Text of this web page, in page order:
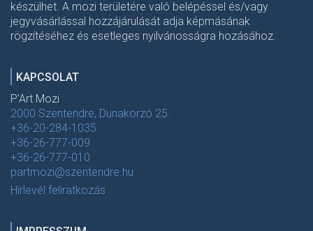
készülhet. A mozi területére való belépéssel és/vagy
jegyvásárlással hozzájárulását adja képmásának
rögzítéséhez és esetleges nyilvánosságra hozásához.
KAPCSOLAT
P'Art Mozi
2000 Szentendre, Dunakorzó 25.
+36-20-284-1035
+36-26-777-009
+36-26-777-010
partmozi@szentendre.hu
Hírlevél feliratkozás